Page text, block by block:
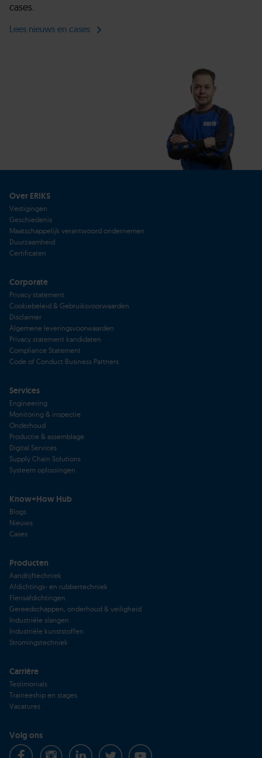
cases.
Lees nieuws en cases
Over ERIKS
Vestigingen
Geschiedenis
Maatschappelijk verantwoord ondernemen
Duurzaamheid
Certificaten
Corporate
Privacy statement
Cookiebeleid & Gebruiksvoorwaarden
Disclaimer
Algemene leveringsvoorwaarden
Privacy statement kandidaten
Compliance Statement
Code of Conduct Business Partners
Services
Engineering
Monitoring & inspectie
Onderhoud
Productie & assemblage
Digital Services
Supply Chain Solutions
Systeem oplossingen
Know+How Hub
Blogs
Nieuws
Cases
Producten
Aandrijftechniek
Afdichtings- en rubbertechniek
Flensafdichtingen
Gereedschappen, onderhoud & veiligheid
Industriële slangen
Industriële kunststoffen
Stromingstechniek
Carrière
Testimonials
Traineeship en stages
Vacatures
Volg ons